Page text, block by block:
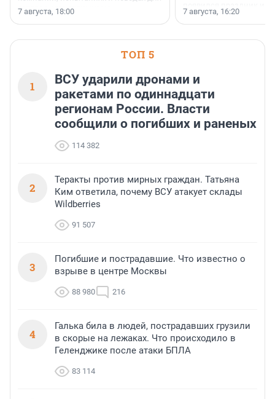
осторожного оптимизма.
7 августа, 18:00
поменялась роль
7 августа, 16:20
ТОП 5
1
ВСУ ударили дронами и
ракетами по одиннадцати
регионам России. Власти
сообщили о погибших и раненых
114 382
2
Теракты против мирных граждан. Татьяна
Ким ответила, почему ВСУ атакует склады
Wildberries
91 507
3
Погибшие и пострадавшие. Что известно о
взрыве в центре Москвы
88 980 216
4
Галька била в людей, пострадавших грузили
в скорые на лежаках. Что происходило в
Геленджике после атаки БПЛА
83 114